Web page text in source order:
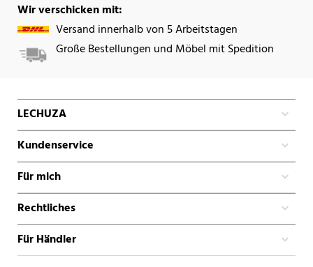
Wir verschicken mit:
Versand innerhalb von 5 Arbeitstagen
Große Bestellungen und Möbel mit Spedition
LECHUZA
Kundenservice
Für mich
Rechtliches
Für Händler